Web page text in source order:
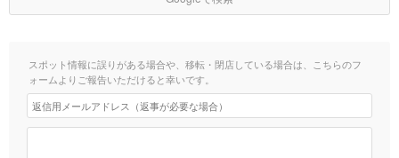
スポット情報に誤りがある場合や、移転・閉店している場合は、こちらのフ
ォームよりご報告いただけると幸いです。